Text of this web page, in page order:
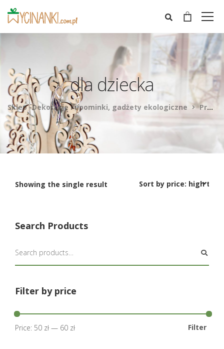
dla dziecka
Sklep -Dekoracje i upominki, gadżety ekologiczne Products
Showing the single result
Search Products
Filter by price
Filter
Price: 50 zł — 60 zł